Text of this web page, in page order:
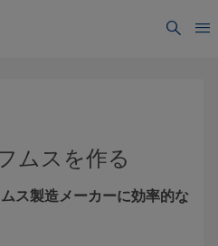
ムスを作る
ス製造メーカーに効率的な